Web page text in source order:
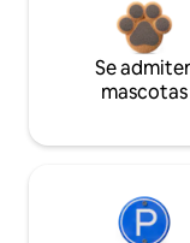
Se
mascotas